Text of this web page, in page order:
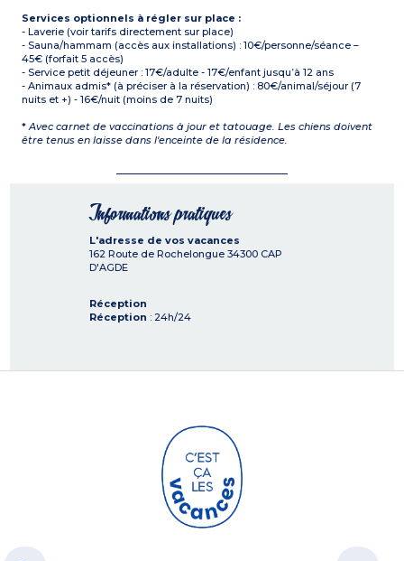
Services optionnels à régler sur place :
- Laverie (voir tarifs directement sur place)
- Sauna/hammam (accès aux installations) : 10€/personne/séance –
45€ (forfait 5 accès)
- Service petit déjeuner : 17€/adulte - 17€/enfant jusqu’à 12 ans
- Animaux admis* (à préciser à la réservation) : 80€/animal/séjour (7
nuits et +) - 16€/nuit (moins de 7 nuits)
*Avec carnet de vaccinations à jour et tatouage. Les chiens doivent
être tenus en laisse dans l'enceinte de la résidence.
Informations pratiques
L'adresse de vos vacances
162 Route de Rochelongue 34300 CAP
D'AGDE
Réception
Réception : 24h/24